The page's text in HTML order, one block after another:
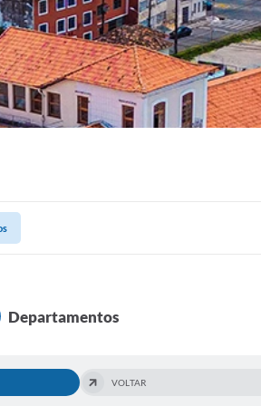
Departamentos
VOLTAR